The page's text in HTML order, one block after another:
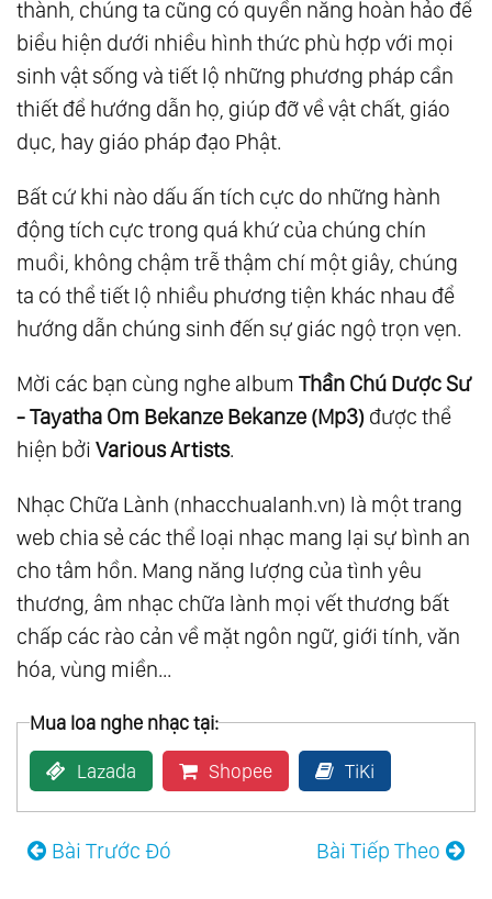
thành, chúng ta cũng có quyền năng hoàn hảo để
biểu hiện dưới nhiều hình thức phù hợp với mọi
sinh vật sống và tiết lộ những phương pháp cần
thiết để hướng dẫn họ, giúp đỡ về vật chất, giáo
dục, hay giáo pháp đạo Phật.
Bất cứ khi nào dấu ấn tích cực do những hành
động tích cực trong quá khứ của chúng chín
muồi, không chậm trễ thậm chí một giây, chúng
ta có thể tiết lộ nhiều phương tiện khác nhau để
hướng dẫn chúng sinh đến sự giác ngộ trọn vẹn.
Mời các bạn cùng nghe album Thần Chú Dược Sư
- Tayatha Om Bekanze Bekanze (Mp3) được thể
hiện bởi Various Artists.
Nhạc Chữa Lành (nhacchualanh.vn) là một trang
web chia sẻ các thể loại nhạc mang lại sự bình an
cho tâm hồn. Mang năng lượng của tình yêu
thương, âm nhạc chữa lành mọi vết thương bất
chấp các rào cản về mặt ngôn ngữ, giới tính, văn
hóa, vùng miền...
Mua loa nghe nhạc tại:
Lazada Shopee TiKi
Bài Trước Đó Bài Tiếp Theo